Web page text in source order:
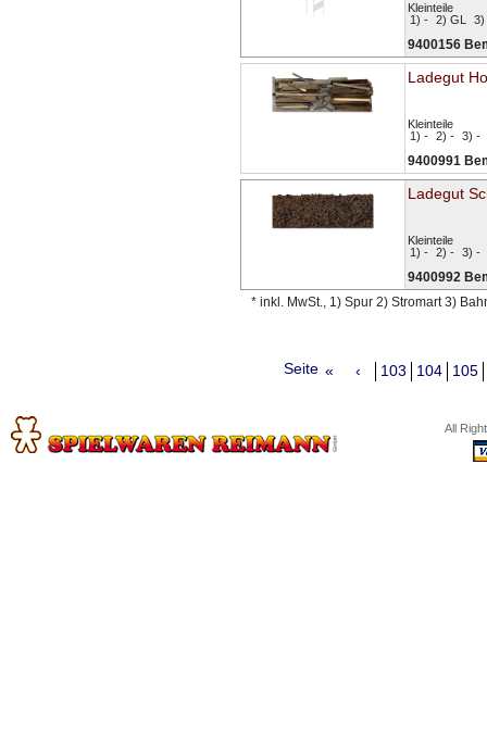
Kleinteile
1) - 2) GL 3)
9400156
Ladegut
Kleinteile
1) - 2) - 3) -
9400991
Ladegut
Kleinteile
1) - 2) - 3) -
9400992
* inkl. MwSt., 1) Spur 2) Stromart 3)
Seite « ‹ 103 104 105
All